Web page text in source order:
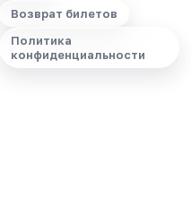
Возврат билетов
Политика
конфиденциальности